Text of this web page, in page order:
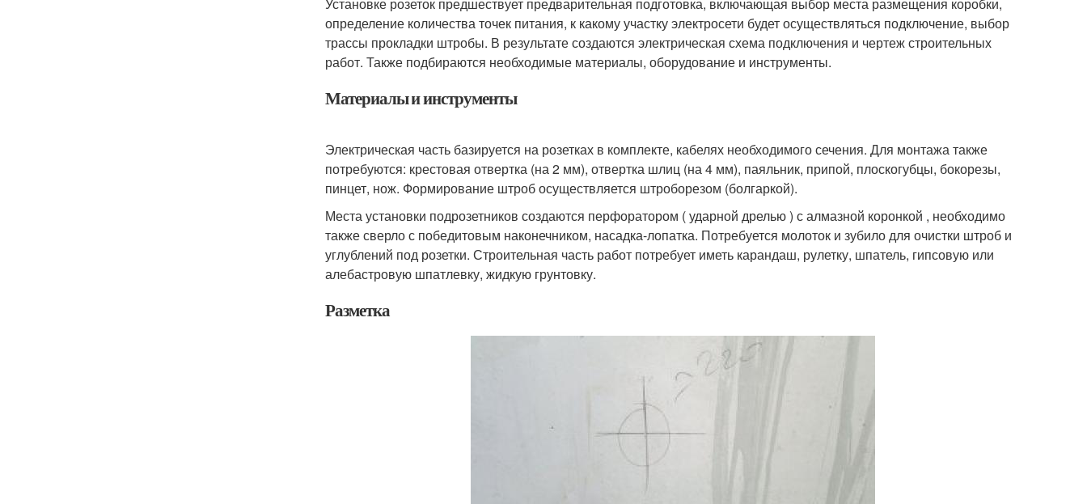
Установке розеток предшествует предварительная подготовка, включающая выбор места размещения коробки,
определение количества точек питания, к какому участку электросети будет осуществляться подключение, выбор
трассы прокладки штробы. В результате создаются электрическая схема подключения и чертеж строительных
работ. Также подбираются необходимые материалы, оборудование и инструменты.
Материалы и инструменты
Электрическая часть базируется на розетках в комплекте, кабелях необходимого сечения. Для монтажа также
потребуются: крестовая отвертка (на 2 мм), отвертка шлиц (на 4 мм), паяльник, припой, плоскогубцы, бокорезы,
пинцет, нож. Формирование штроб осуществляется штроборезом (болгаркой).
Места установки подрозетников создаются перфоратором ( ударной дрелью ) с алмазной коронкой , необходимо
также сверло с победитовым наконечником, насадка-лопатка. Потребуется молоток и зубило для очистки штроб и
углублений под розетки. Строительная часть работ потребует иметь карандаш, рулетку, шпатель, гипсовую или
алебастровую шпатлевку, жидкую грунтовку.
Разметка